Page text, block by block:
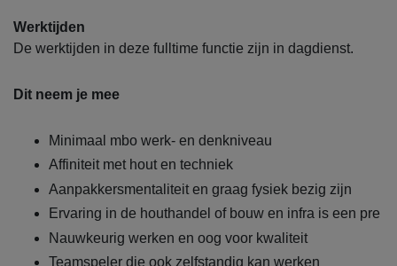
Werktijden
De werktijden in deze fulltime functie zijn in dagdienst.
Dit neem je mee
Minimaal mbo werk- en denkniveau
Affiniteit met hout en techniek
Aanpakkersmentaliteit en graag fysiek bezig zijn
Ervaring in de houthandel of bouw en infra is een pre
Nauwkeurig werken en oog voor kwaliteit
Teamspeler die ook zelfstandig kan werken